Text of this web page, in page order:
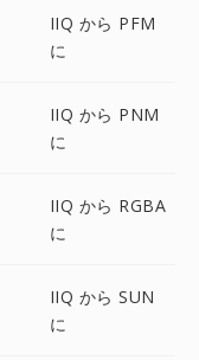
IIQ から PFM
に
IIQ から PNM
に
IIQ から RGBA
に
IIQ から SUN
に